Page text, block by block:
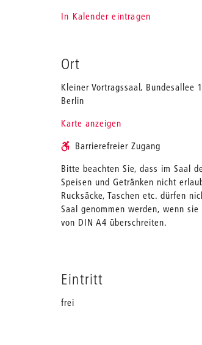
In Kalender eintragen
Ort
Kleiner Vortragssaal, Bundesallee
Berlin
Karte anzeigen
Barrierefreier Zugang
Bitte beachten Sie, dass im Saal
Speisen und Getränken nicht
Rucksäcke, Taschen etc. dürfen
Saal genommen werden, wenn sie
von DIN A4 überschreiten.
Eintritt
frei